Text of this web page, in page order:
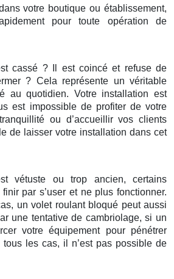
votre boutique ou établissement,
pour toute opération de
cassé ? Il est coincé et refuse de
? Cela représente un véritable
au quotidien. Votre installation est
est impossible de profiter de votre
ou d’accueillir vos clients
de laisser votre installation dans cet
vétuste ou trop ancien, certains
par s’user et ne plus fonctionner.
un volet roulant bloqué peut aussi
une tentative de cambriolage, si un
votre équipement pour pénétrer
les cas, il n’est pas possible de